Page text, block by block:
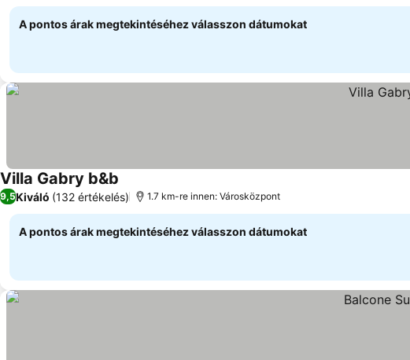
A pontos árak megtekintéséhez válasszon dátumokat
Villa Gabry b&b Árak megjelenítése
9,5Kiváló (132 értékelés) 1.7 km-re innen: Városközpont
A pontos árak megtekintéséhez válasszon dátumokat